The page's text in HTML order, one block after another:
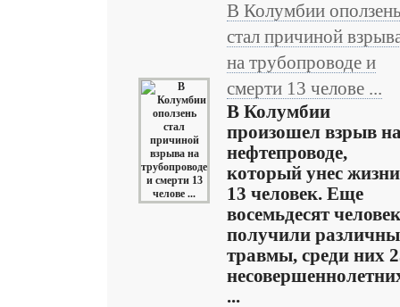
В Колумбии
стал причиной
на трубопроводе и
смерти 13 челове ...
В Колумбии
произошел взрыв
нефтепроводе,
который унес жизни
13 человек. Еще
восемьдесят человек
получили
травмы, среди них
...